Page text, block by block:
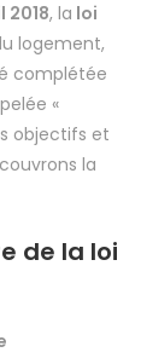
2018, la loi
logement,
complétée
«
objectifs et
la
de la loi